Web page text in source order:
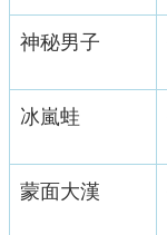
神秘男子
冰嵐蛙
蒙面大漢